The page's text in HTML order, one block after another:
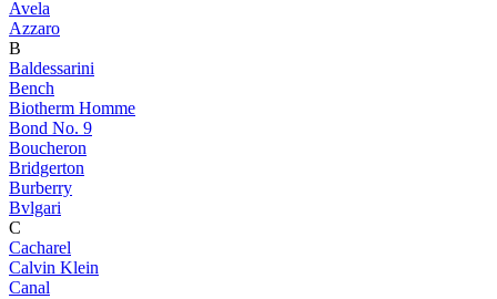
Avela
Azzaro
B
Baldessarini
Bench
Biotherm Homme
Bond No. 9
Boucheron
Bridgerton
Burberry
Bvlgari
C
Cacharel
Calvin Klein
Canal